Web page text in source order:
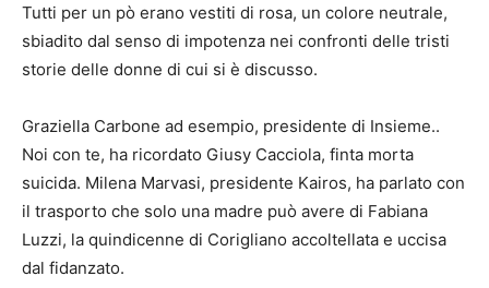
Tutti per un pò erano vestiti di rosa, un colore neutrale,
sbiadito dal senso di impotenza nei confronti delle tristi
storie delle donne di cui si è discusso.
Graziella Carbone ad esempio, presidente di Insieme..
Noi con te, ha ricordato Giusy Cacciola, finta morta
suicida. Milena Marvasi, presidente Kairos, ha parlato con
il trasporto che solo una madre può avere di Fabiana
Luzzi, la quindicenne di Corigliano accoltellata e uccisa
dal fidanzato.